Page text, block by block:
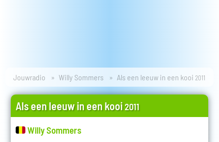
Jouwradio Willy Sommers Als een leeuw in een kooi2011
Als een leeuw in een kooi2011
Willy Sommers